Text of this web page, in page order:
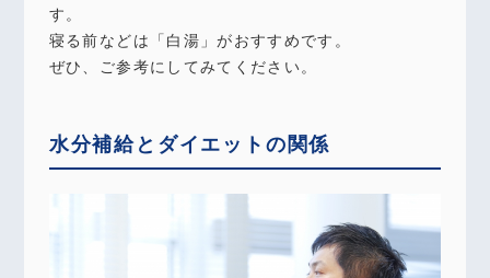
す。
寝る前などは「白湯」がおすすめです。
ぜひ、ご参考にしてみてください。
水分補給とダイエットの関係